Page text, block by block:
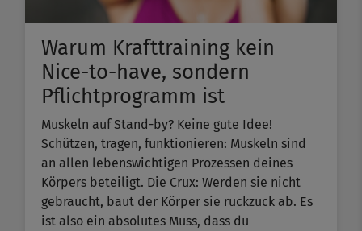
Warum Krafttraining kein
Nice-to-have, sondern
Pflichtprogramm ist
Muskeln auf Stand-by? Keine gute Idee!
Schützen, tragen, funktionieren: Muskeln sind
an allen lebenswichtigen Prozessen deines
Körpers beteiligt. Die Crux: Werden sie nicht
gebraucht, baut der Körper sie ruckzuck ab. Es
ist also ein absolutes Muss, dass du